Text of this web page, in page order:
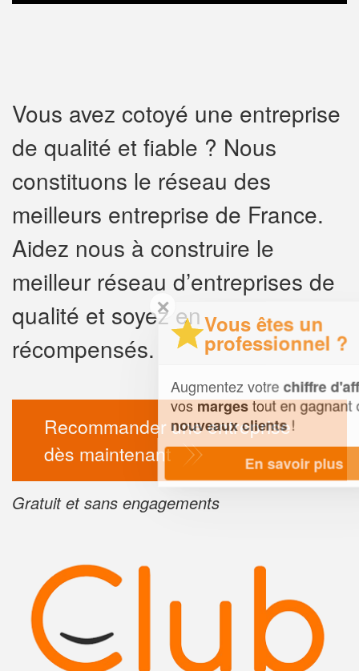
Vous avez cotoyé une entreprise
de qualité et fiable ? Nous
constituons le réseau des
meilleurs entreprise de France.
Aidez nous à construire le
meilleur réseau d’entreprises de
qualité et soyez en
récompensés.
Recommander une entreprise
dès maintenant
Gratuit et sans engagements
✕
Vous êtes un
professionnel ?
Augmentez votrechiffre d'affaireset
vosmargestout en gagnant de
nouveaux clients!
En savoir plus